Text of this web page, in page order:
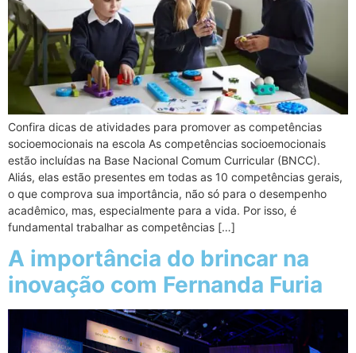
Confira dicas de atividades para promover as competências
socioemocionais na escola As competências socioemocionais
estão incluídas na Base Nacional Comum Curricular (BNCC).
Aliás, elas estão presentes em todas as 10 competências gerais,
o que comprova sua importância, não só para o desempenho
acadêmico, mas, especialmente para a vida. Por isso, é
fundamental trabalhar as competências […]
A importância do brincar na
inovação com Fernanda Furia